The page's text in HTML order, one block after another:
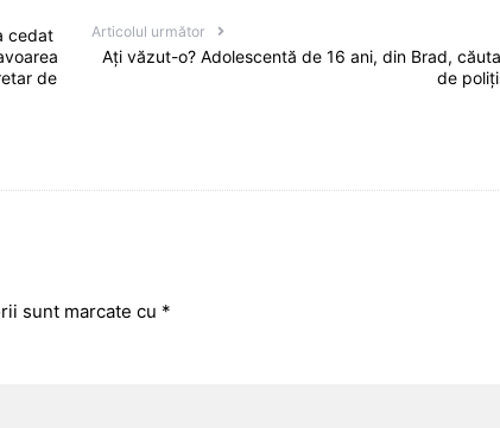
cedat
de
Articolul următor
Ați văzut-o? Adolescentă de 16 ani, din Brad,
de
sunt marcate cu *